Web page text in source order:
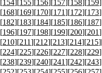
[154][155][156][157][158][159
[168][169][170][171][172][173
[182][183][184][185][186][187
[196][197][198][199][200][201
[210][211][212][213][214][215
[224][225][226][227][228][229
[238][239][240][241][242][243